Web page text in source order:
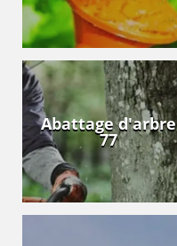
Abattage d'arbre
77